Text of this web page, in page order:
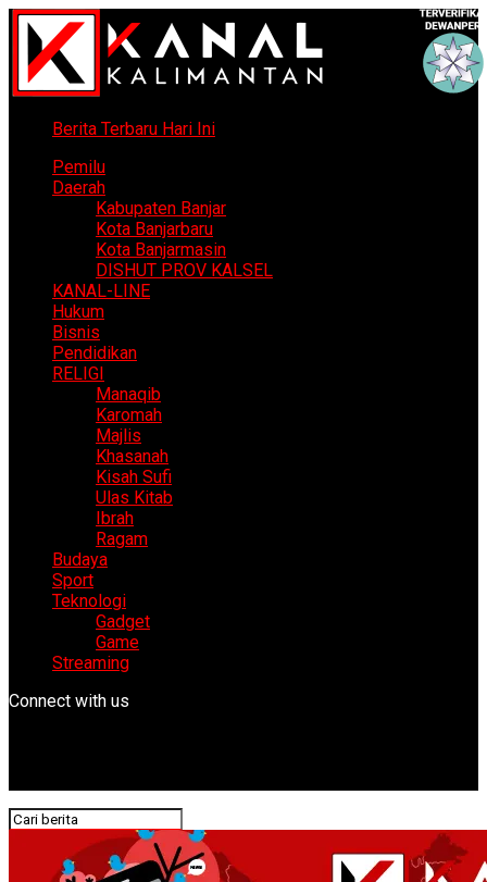
Berita Terbaru Hari Ini
Pemilu
Daerah
Kabupaten Banjar
Kota Banjarbaru
Kota Banjarmasin
DISHUT PROV KALSEL
KANAL-LINE
Hukum
Bisnis
Pendidikan
RELIGI
Manaqib
Karomah
Majlis
Khasanah
Kisah Sufi
Ulas Kitab
Ibrah
Ragam
Budaya
Sport
Teknologi
Gadget
Game
Streaming
Connect with us